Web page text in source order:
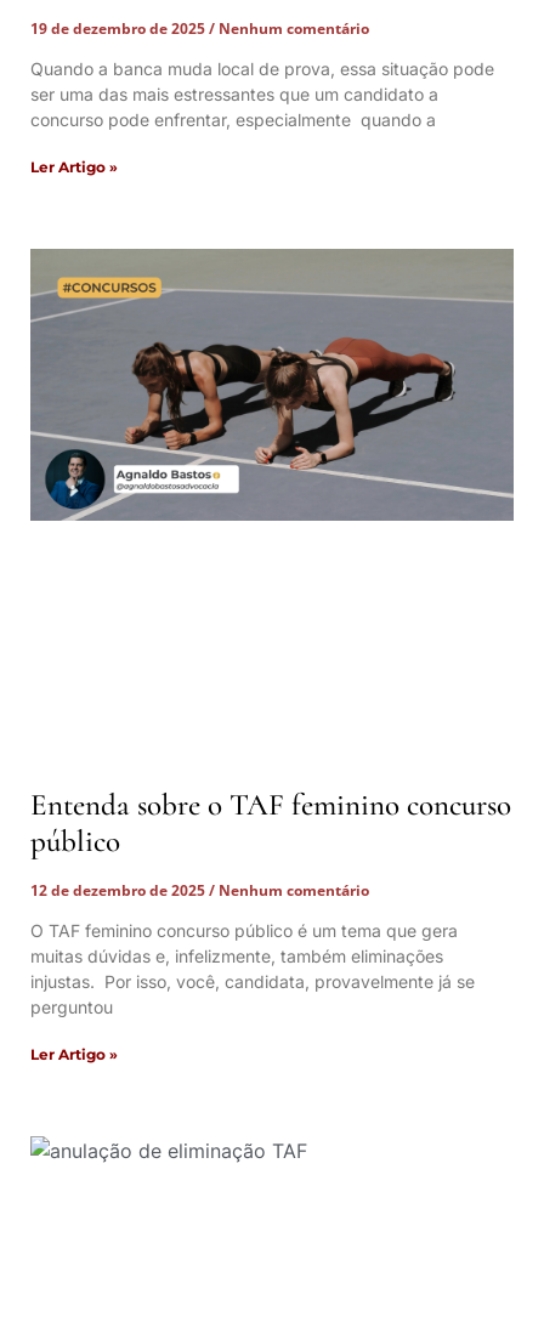
19 de dezembro de 2025
Nenhum comentário
Quando a banca muda local de prova, essa situação pode
ser uma das mais estressantes que um candidato a
concurso pode enfrentar, especialmente quando a
Ler Artigo »
Entenda sobre o TAF feminino concurso
público
12 de dezembro de 2025
Nenhum comentário
O TAF feminino concurso público é um tema que gera
muitas dúvidas e, infelizmente, também eliminações
injustas. Por isso, você, candidata, provavelmente já se
perguntou
Ler Artigo »